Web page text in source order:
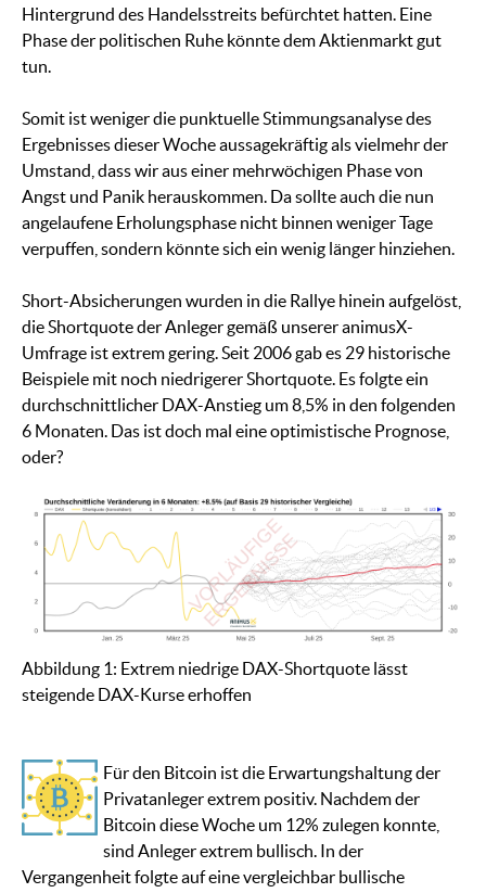
Hintergrund des Handelsstreits befürchtet hatten. Eine
Phase der politischen Ruhe könnte dem Aktienmarkt gut
tun.
Somit ist weniger die punktuelle Stimmungsanalyse des
Ergebnisses dieser Woche aussagekräftig als vielmehr der
Umstand, dass wir aus einer mehrwöchigen Phase von
Angst und Panik herauskommen. Da sollte auch die nun
angelaufene Erholungsphase nicht binnen weniger Tage
verpuffen, sondern könnte sich ein wenig länger hinziehen.
Short-Absicherungen wurden in die Rallye hinein aufgelöst,
die Shortquote der Anleger gemäß unserer animusX-
Umfrage ist extrem gering. Seit 2006 gab es 29 historische
Beispiele mit noch niedrigerer Shortquote. Es folgte ein
durchschnittlicher DAX-Anstieg um 8,5% in den folgenden
6 Monaten. Das ist doch mal eine optimistische Prognose,
oder?
Abbildung 1: Extrem niedrige DAX-Shortquote lässt
steigende DAX-Kurse erhoffen
Für den Bitcoin ist die Erwartungshaltung der
Privatanleger extrem positiv. Nachdem der
Bitcoin diese Woche um 12% zulegen konnte,
sind Anleger extrem bullisch. In der
Vergangenheit folgte auf eine vergleichbar bullische